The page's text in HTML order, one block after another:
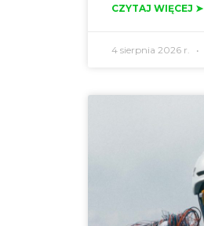
CZYTAJ WIĘCEJ ➤
4 sierpnia 2026 r.